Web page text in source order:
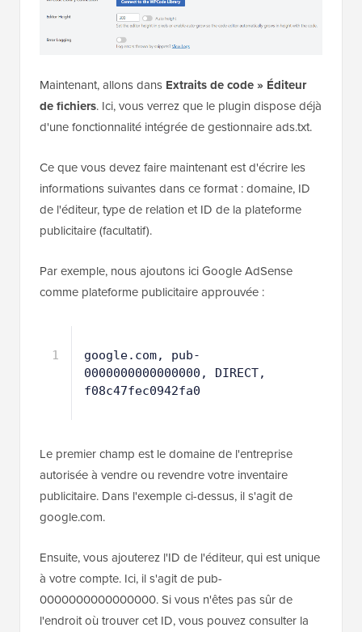
Maintenant, allons dans Extraits de code» Éditeur
de fichiers. Ici, vous verrez que le plugin dispose déjà
d'une fonctionnalité intégrée de gestionnaire ads.txt.
Ce que vous devez faire maintenant est d'écrire les
informations suivantes dans ce format : domaine, ID
de l'éditeur, type de relation et ID de la plateforme
publicitaire (facultatif).
Par exemple, nous ajoutons ici Google AdSense
comme plateforme publicitaire approuvée :
1
google.com, pub-
0000000000000000, DIRECT,
f08c47fec0942fa0
Le premier champ est le domaine de l'entreprise
autorisée à vendre ou revendre votre inventaire
publicitaire. Dans l'exemple ci-dessus, il s'agit de
google.com.
Ensuite, vous ajouterez l'ID de l'éditeur, qui est unique
à votre compte. Ici, il s'agit de pub-
0000000000000000. Si vous n'êtes pas sûr de
l'endroit où trouver cet ID, vous pouvez consulter la